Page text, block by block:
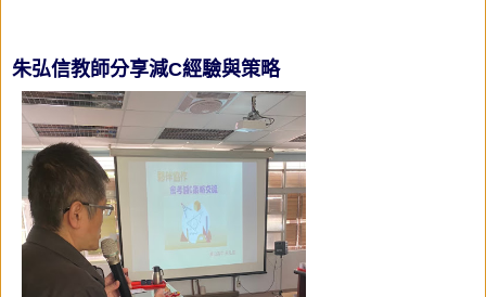
朱弘信教師分享減C經驗與策略